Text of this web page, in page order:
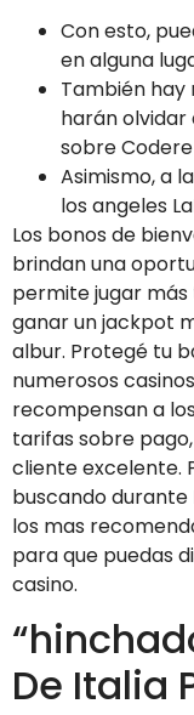
Con esto,
en alguna
También
harán
sobre
Asimismo, a
los angeles
Los bonos de
brindan una
permite jugar
ganar un jackpot
albur. Protegé tu
numerosos
recompensan a
tarifas sobre
cliente excelente.
buscando
los mas
para que puedas
casino.
De Italia